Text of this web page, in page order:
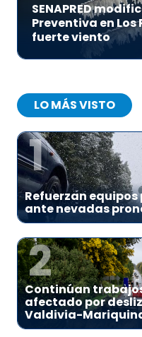
SENAPRED
Preventiva en
fuerte viento
LO MÁS VISTO
1
Refuerzan
ante nevadas
2
Continúan
afectado por
Valdivia-